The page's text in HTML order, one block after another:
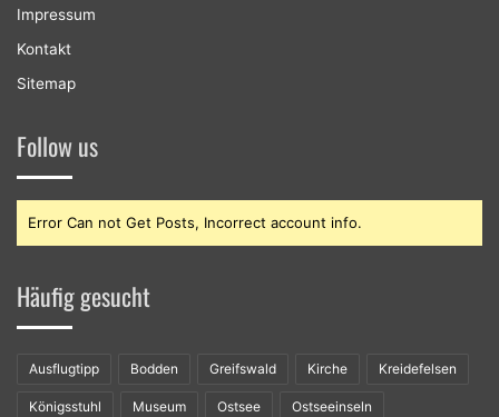
Impressum
Kontakt
Sitemap
Follow us
Error Can not Get Posts, Incorrect account info.
Häufig gesucht
Ausflugtipp Bodden Greifswald Kirche Kreidefelsen
Königsstuhl Museum Ostsee Ostseeinseln